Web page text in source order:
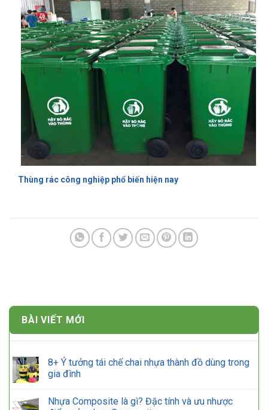
Thùng rác công nghiệp phổ biến hiện nay
BÀI VIẾT MỚI
8+ Ý tưởng tái chế chai nhựa thành đồ dùng trong
gia đình
Nhựa Composite là gì? Đặc tính và ưu nhược